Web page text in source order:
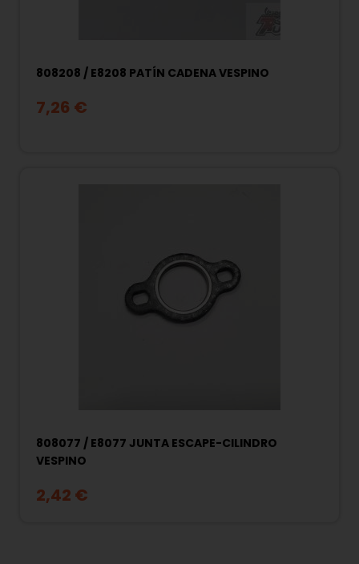
808208 / E8208 PATÍN CADENA VESPINO
7,26 €
808077 / E8077 JUNTA ESCAPE-CILINDRO
VESPINO
2,42 €